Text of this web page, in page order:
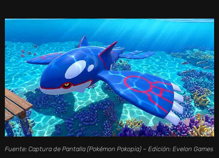
Fuente: Captura de Pantalla (Pokémon Pokopia) – Edición: Evelon Games